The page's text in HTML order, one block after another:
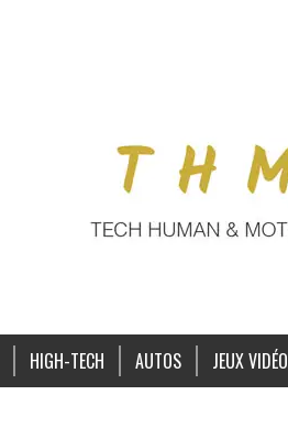
HIGH-TECH AUTOS JEUX VIDÉO